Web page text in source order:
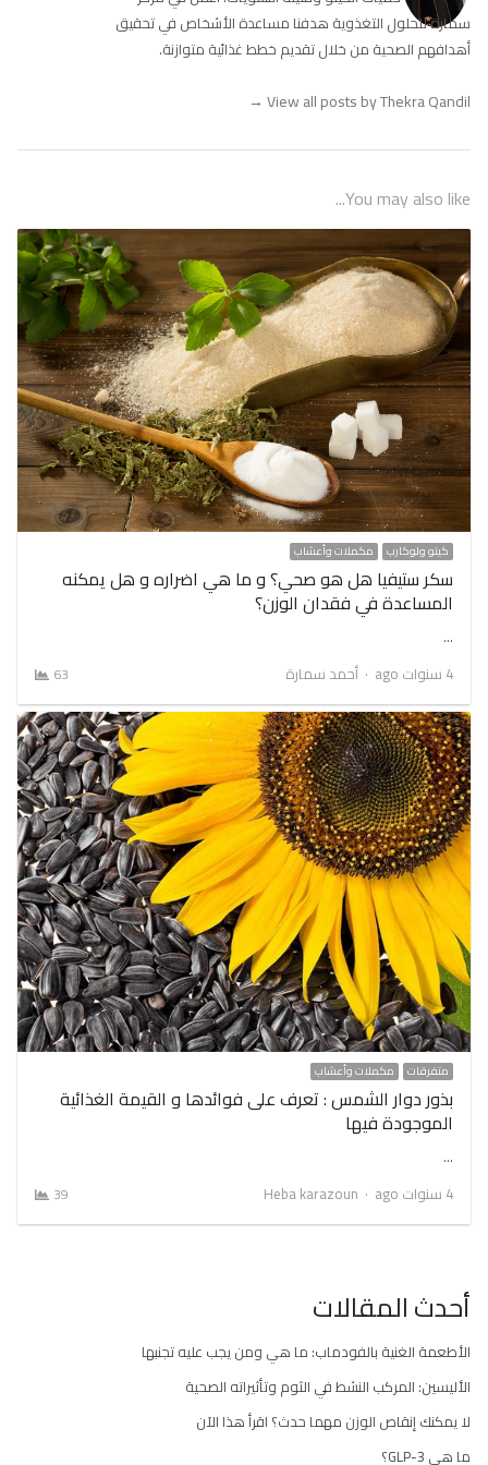
سمارة للحلول التغذوية هدفنا مساعدة الأشخاص في تحقيق
أهدافهم الصحية من خلال تقديم خطط غذائية متوازنة.
View all posts by Thekra Qandil
→
You may also like...
كيتو ولوكارب مكملات وأعشاب
سكر ستيفيا هل هو صحي؟ و ما هي اضراره و هل يمكنه
المساعدة في فقدان الوزن؟
…
4 سنوات ago
Author
أحمد سمارة 63
متفرقات مكملات وأعشاب
بذور دوار الشمس : تعرف على فوائدها و القيمة الغذائية
الموجودة فيها
…
4 سنوات ago
Author
Heba karazoun
39
أحدث المقالات
الأطعمة الغنية بالفودماب: ما هي ومن يجب عليه تجنبها
الأليسين: المركب النشط في الثوم وتأثيراته الصحية
لا يمكنك إنقاص الوزن مهما حدث؟ اقرأ هذا الآن
ما هي GLP-3؟